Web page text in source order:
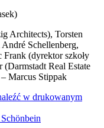
Architects), Torsten
Schellenberg,
(dyrektor szkoły
(Darmstadt Real Estate
Marcus Stippak